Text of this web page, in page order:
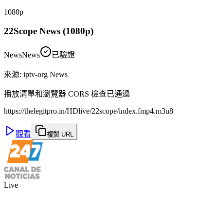
1080p
22Scope News (1080p)
NewsNews 已驗證
來源: iptv-org News
播放清單和瀏覽器 CORS 檢查已通過
https://thelegitpro.in/HDlive/22scope/index.fmp4.m3u8
觀看 複製 URL
Live